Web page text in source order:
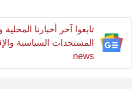
تابعوا آخر أخبارنا المحلية
news